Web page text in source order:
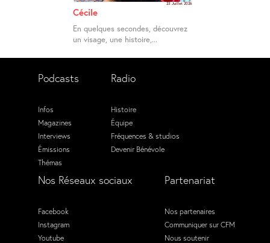
23 Juillet 2026
Cécile
En quelques secondes, découvrez
un visage, une histoire,...
Podcasts
Infos
Magazines
Interviews
Émissions
Thémas
Radio
Histoire
Équipe
Fréquences & studios
Devenir Bénévole
Nos Réseaux sociaux
Facebook
Instagram
Youtube
Partenariat
Nos partenaires
Communiquer sur CFM
Nous soutenir